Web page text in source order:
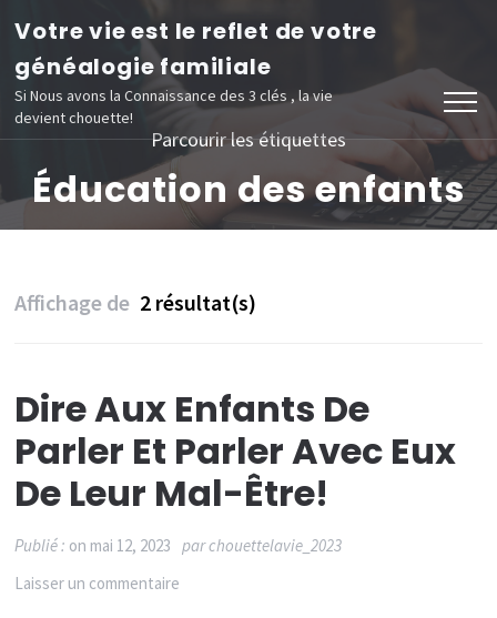
Aller
contenu
(Pressez
Votre vie est le reflet de votre
généalogie familiale
Si Nous avons la Connaissance des 3 clés , la vie
devient chouette!
Parcourir les étiquettes
Éducation des enfants
Affichage de 2 résultat(s)
Dire Aux Enfants De
Parler Et Parler Avec Eux
De Leur Mal-Être!
Publié : on mai 12, 2023 parchouettelavie_2023
Laisser un commentaire